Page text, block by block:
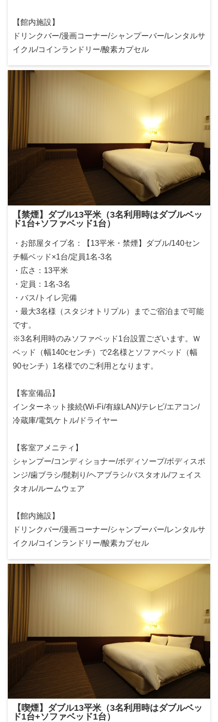
【館内施設】
ドリンクバー/漫画コーナー/シャンプーバー/レンタルサ
イクル/コインランドリー/酸素カプセル
【禁煙】ダブル13平米（3名利用時はダブルベッ
ド1台+ソファベッド1台）
・お部屋タイプ名：【13平米・禁煙】ダブル/140セン
チ幅ベッド×1台/定員1名-3名
・広さ：13平米
・定員：1名-3名
・バス/トイレ完備
・最大3名様（スタジオトリプル）までご宿泊まで可能
です。
※3名利用時のみソファベッド1台設置ございます。Ｗ
ベッド（幅140cセンチ）で2名様とソファベッド（幅
90センチ）1名様でのご利用となります。
【客室備品】
インターネット接続(Wi-Fi/有線LAN)/テレビ/エアコン/
冷蔵庫/電気ケトル/ドライヤー
【客室アメニティ】
シャンプー/コンディショナー/ボディソープ/ボディスポ
ンジ/歯ブラシ/髭剃り/ヘアブラシ/バスタオル/フェイス
タオル/ルームウェア
【館内施設】
ドリンクバー/漫画コーナー/シャンプーバー/レンタルサ
イクル/コインランドリー/酸素カプセル
【喫煙】ダブル13平米（3名利用時はダブルベッ
ド1台+ソファベッド1台）